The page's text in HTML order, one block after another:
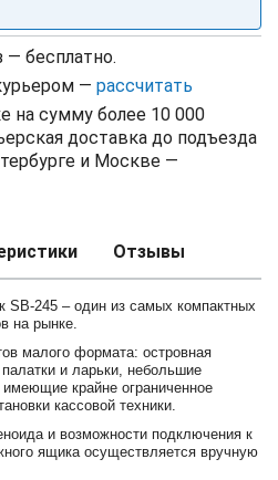
бесплатно.
— рассчитать
на сумму более 10 000
доставка до подъезда
и Москве —
Отзывы
SB-245 – один из самых компактных
на рынке.
малого формата: островная
и ларьки, небольшие
крайне ограниченное
кассовой техники.
и возможности подключения к
ящика осуществляется вручную